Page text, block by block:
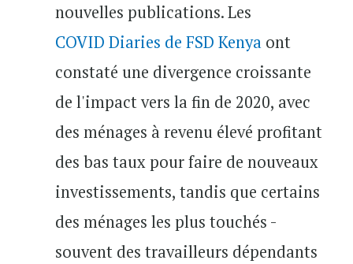
nouvelles publications. Les
COVID Diaries de FSD Kenya ont
constaté une divergence croissante
de l'impact vers la fin de 2020, avec
des ménages à revenu élevé profitant
des bas taux pour faire de nouveaux
investissements, tandis que certains
des ménages les plus touchés -
souvent des travailleurs dépendants